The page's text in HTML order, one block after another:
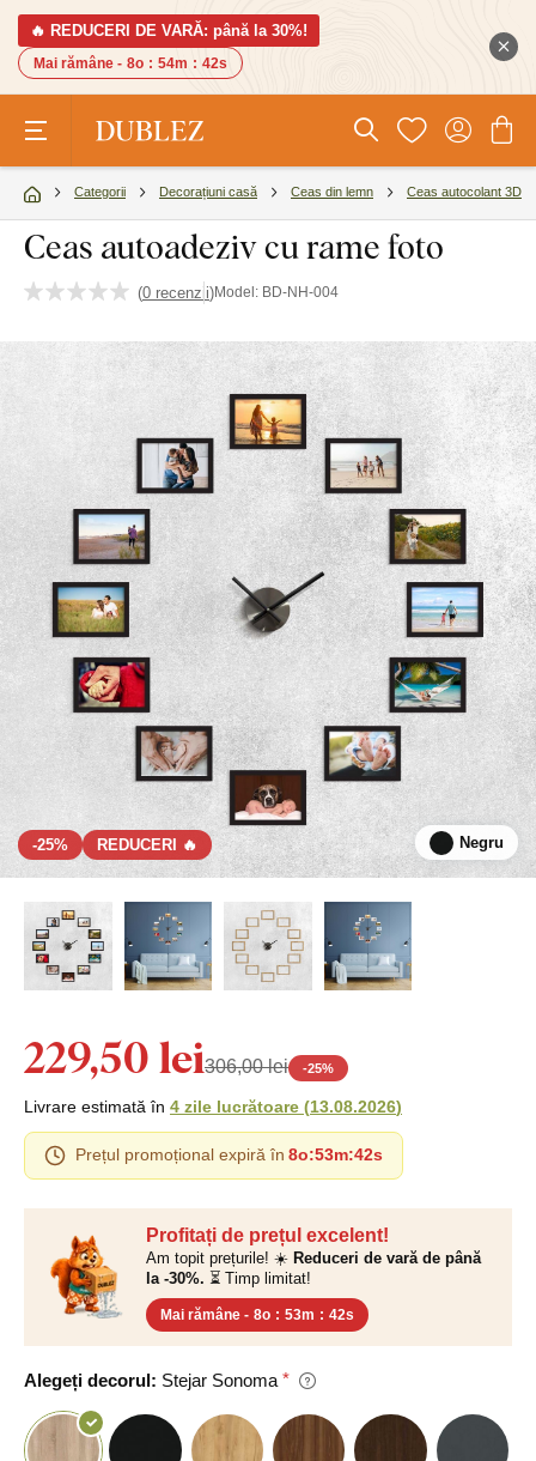
🔥 REDUCERI DE VARĂ: până la 30%!
Mai rămâne - 8o : 54m : 42s
Categorii Decorațiuni casă Ceas din lemn Ceas autocolant 3D
Ceas autoadeziv cu rame foto
(0 recenzii)Model: BD-NH-004
-25% REDUCERI 🔥 Negru
Profitați de prețul excelent!
Am topit prețurile! ☀️ Reduceri de vară de până
la -30%. ⏳ Timp limitat!
Mai rămâne - 8o : 53m : 41s
Alegeți decorul: Stejar Sonoma
229,50 lei306,00 lei -25%
Livrare estimată în 4 zile lucrătoare (13.08.2026)
Prețul promoțional expiră în 8o:53m:41s